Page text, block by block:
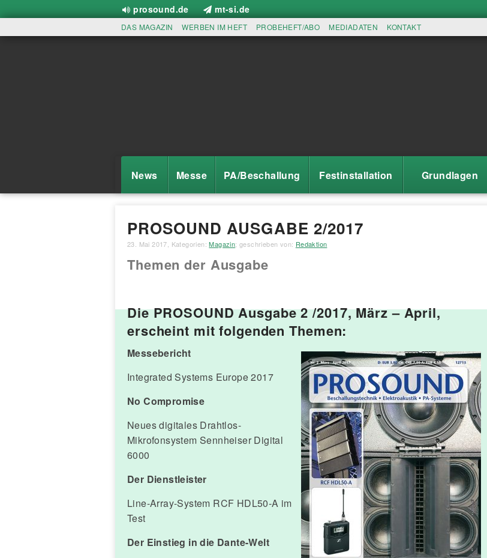
prosound.de mt-si.de
DAS MAGAZIN WERBEN IM HEFT PROBEHEFT/ABO MEDIADATEN KONTAKT
News Messe PA/Beschallung Festinstallation Grundlagen
PROSOUND AUSGABE 2/2017
23. Mai 2017 , Kategorien:Magazin; geschrieben von: Redaktion
Themen der Ausgabe
Die PROSOUND Ausgabe 2 /2017, März – April,
erscheint mit folgenden Themen:
Messebericht
Integrated Systems Europe 2017
No Compromise
Neues digitales Drahtlos-
Mikrofonsystem Sennheiser Digital
6000
Der Dienstleister
Line-Array-System RCF HDL50-A im
Test
Der Einstieg in die Dante-Welt